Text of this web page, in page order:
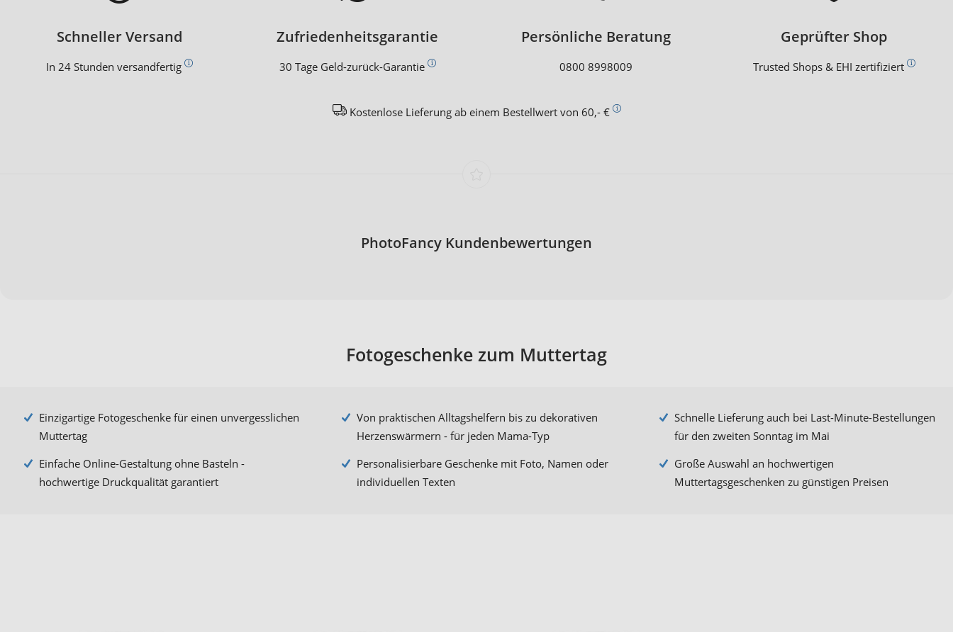
Schneller Versand
In 24 Stunden versandfertig
Zufriedenheitsgarantie
30 Tage Geld-zurück-Garantie
Persönliche Beratung
0800 8998009
Geprüfter Shop
Trusted Shops & EHI zertifiziert
Kostenlose Lieferung ab einem Bestellwert von 60,- €
PhotoFancy Kundenbewertungen
Fotogeschenke zum Muttertag
Einzigartige Fotogeschenke für einen unvergesslichen
Muttertag
Einfache Online-Gestaltung ohne Basteln -
hochwertige Druckqualität garantiert
Von praktischen Alltagshelfern bis zu dekorativen
Herzenswärmern - für jeden Mama-Typ
Personalisierbare Geschenke mit Foto, Namen oder
individuellen Texten
Schnelle Lieferung auch bei Last-Minute-Bestellungen
für den zweiten Sonntag im Mai
Große Auswahl an hochwertigen
Muttertagsgeschenken zu günstigen Preisen